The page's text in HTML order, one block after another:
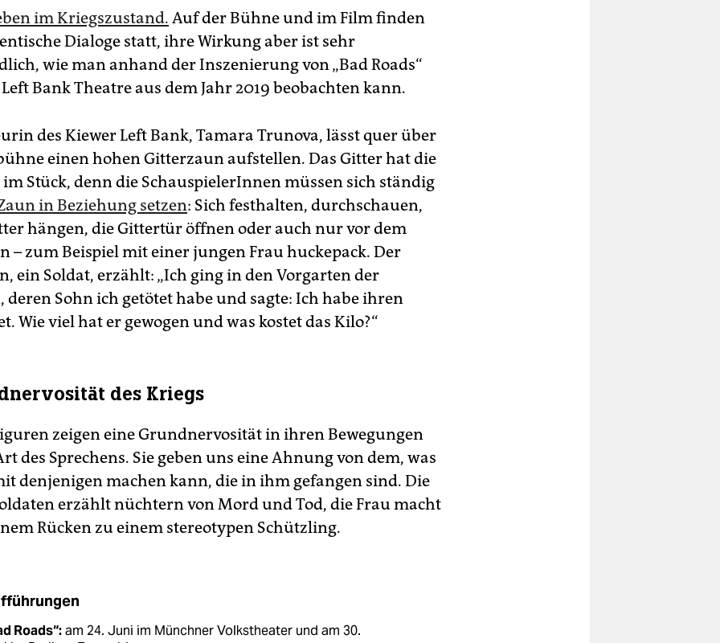
im Kriegszustand. Auf der Bühne und im Film finden
Dialoge statt, ihre Wirkung aber ist sehr
wie man anhand der Inszenierung von „Bad Roads“
Bank Theatre aus dem Jahr 2019 beobachten kann.
des Kiewer Left Bank, Tamara Trunova, lässt quer über
einen hohen Gitterzaun aufstellen. Das Gitter hat die
Stück, denn die SchauspielerInnen müssen sich ständig
in Beziehung setzen: Sich festhalten, durchschauen,
hängen, die Gittertür öffnen oder auch nur vor dem
– zum Beispiel mit einer jungen Frau huckepack. Der
ein Soldat, erzählt: „Ich ging in den Vorgarten der
Sohn ich getötet habe und sagte: Ich habe ihren
Wie viel hat er gewogen und was kostet das Kilo?“
des Kriegs
zeigen eine Grundnervosität in ihren Bewegungen
des Sprechens. Sie geben uns eine Ahnung von dem, was
denjenigen machen kann, die in ihm gefangen sind. Die
erzählt nüchtern von Mord und Tod, die Frau macht
Rücken zu einem stereotypen Schützling.
Roads“:am 24. Juni im Münchner Volks­theater und am 30.